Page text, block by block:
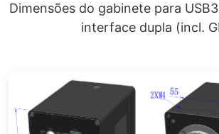
Dimensões do gabinete para
interface dupla (incl.